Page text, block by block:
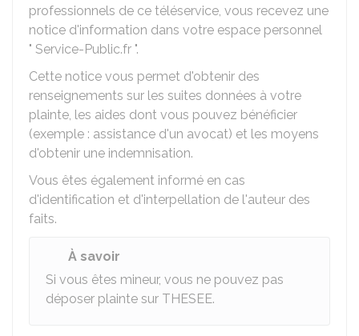
professionnels de ce téléservice, vous recevez une
notice d'information dans votre espace personnel
" Service-Public.fr ".
Cette notice vous permet d'obtenir des
renseignements sur les suites données à votre
plainte, les aides dont vous pouvez bénéficier
(exemple : assistance d'un avocat) et les moyens
d'obtenir une indemnisation.
Vous êtes également informé en cas
d'identification et d'interpellation de l'auteur des
faits.
À savoir
Si vous êtes mineur, vous ne pouvez pas
déposer plainte sur THESEE.